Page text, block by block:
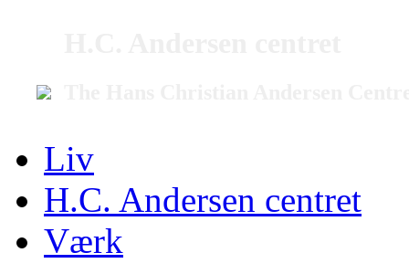
Liv
H.C. Andersen centret
Værk